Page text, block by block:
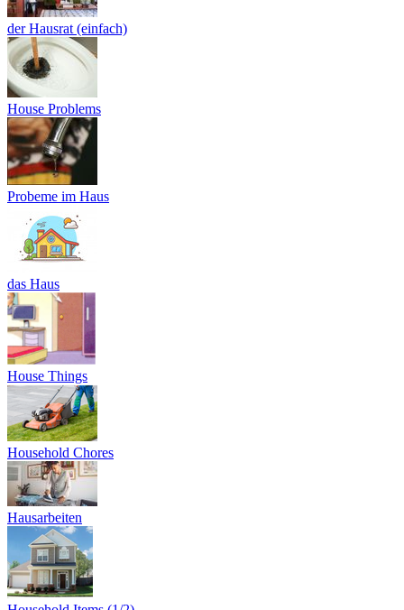
der Hausrat (einfach)
House Problems
Probeme im Haus
das Haus
House Things
Household Chores
Hausarbeiten